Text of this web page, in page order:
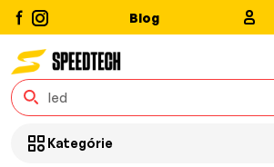
Blog
Kategórie